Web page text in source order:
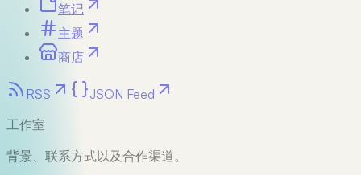
笔记
主题
商店
RSS
JSON Feed
工作室
背景、联系方式以及合作渠道。